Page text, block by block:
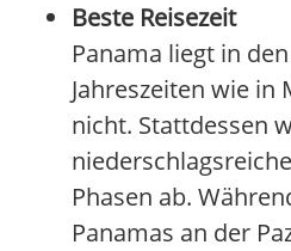
Beste Reisezeit
Panama liegt in
Jahreszeiten wie
nicht. Stattdessen
Phasen ab.
Panamas an der